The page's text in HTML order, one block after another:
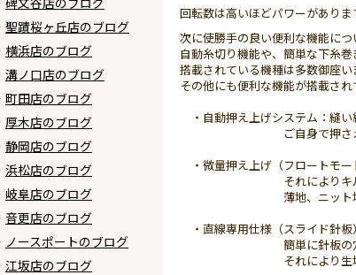
回転数は高いほどパワーがありま
次に使勝手の良い便利な機能につ
自動糸切り機能や、簡単な下糸
搭載されている機種は多数御座い
その他にも便利な機能が搭載され
・自動押え上げシステム：縫い
ご自身で押さえのレバ
・微量押え上げ（フロートモー
それによりキルティン
薄地、ニット地は波打
・直線専用仕様（スライド針
簡単に針板の穴を小さ
それにより生地の食
聖蹟桜ヶ丘店のブログ
横浜店のブログ
溝ノ口店のブログ
町田店のブログ
厚木店のブログ
静岡店のブログ
浜松店のブログ
岐阜店のブログ
音更店のブログ
ノースポートのブログ
江坂店のブログ